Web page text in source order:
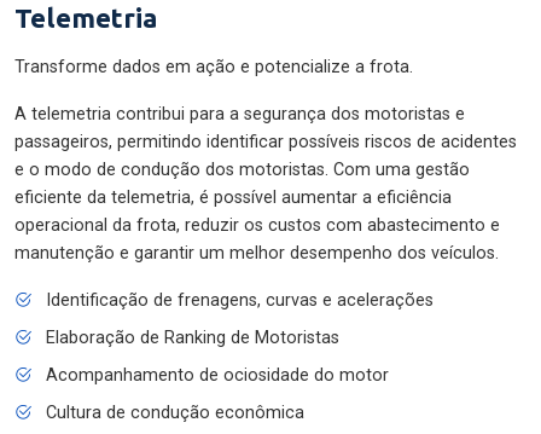
Telemetria
Transforme dados em ação e potencialize a frota.
A telemetria contribui para a segurança dos motoristas e
passageiros, permitindo identificar possíveis riscos de acidentes
e o modo de condução dos motoristas. Com uma gestão
eficiente da telemetria, é possível aumentar a eficiência
operacional da frota, reduzir os custos com abastecimento e
manutenção e garantir um melhor desempenho dos veículos.
Identificação de frenagens, curvas e acelerações
Elaboração de Ranking de Motoristas
Acompanhamento de ociosidade do motor
Cultura de condução econômica